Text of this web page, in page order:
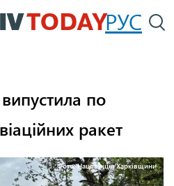
Перейти
до
РУС
по
ракет
Фото: Нацполіція Харківщини